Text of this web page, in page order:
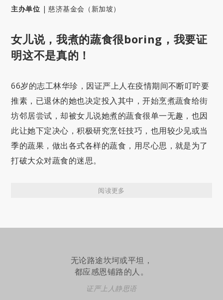
主办单位 |慈济基金会（新加坡）
女儿说，我煮的蔬食很boring，我要证
明这不是真的！
66岁的志工林华珍，因证严上人在疫情期间不断叮咛要
推素，已退休的她也决定投入其中，开始烹煮蔬食给街
坊邻居尝试，却被女儿说她煮的蔬食很单一无趣，也因
此让她下定决心，积极研究烹饪技巧，也用较少见或当
季的蔬果，做出各式各样的蔬食，用尽心思，就是为了
打破大众对蔬食的迷思。
阅读更多
无论路途坎坷或平坦，
都应感恩铺路的人。
证严上人静思语